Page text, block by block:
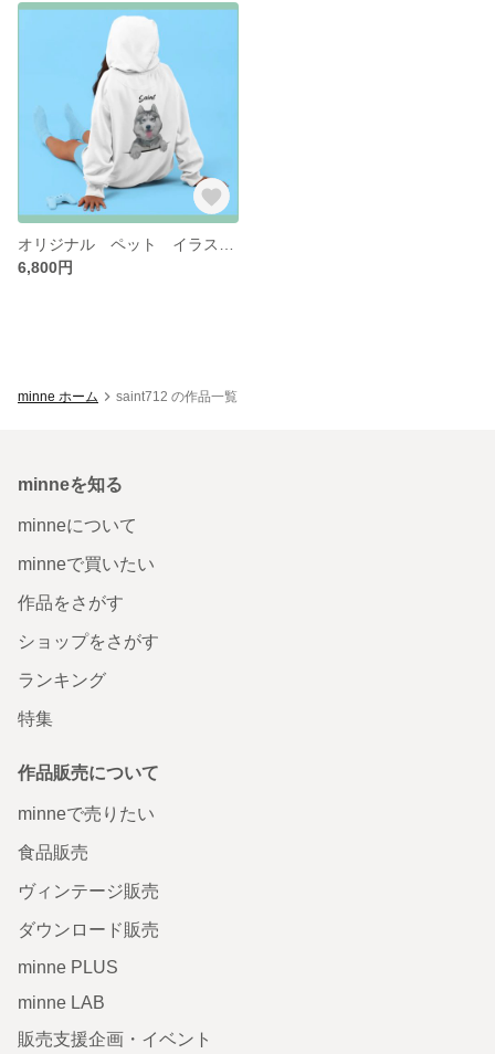
6,800円
minne ホーム saint712 の作品一覧
minneを知る
minneについて
minneで買いたい
作品をさがす
ショップをさがす
ランキング
特集
作品販売について
minneで売りたい
食品販売
ヴィンテージ販売
ダウンロード販売
minne PLUS
minne LAB
販売支援企画・イベント